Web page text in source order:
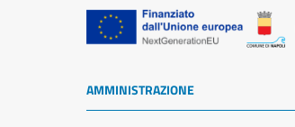
AMMINISTRAZIONE